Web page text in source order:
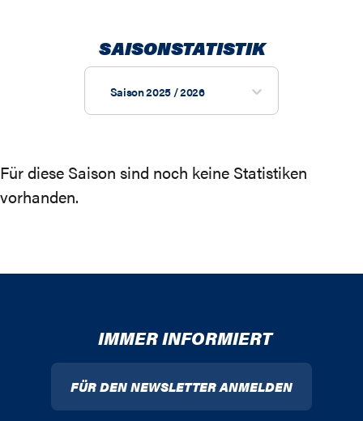
SAISONSTATISTIK
Saison 2025 / 2026
Für diese Saison sind noch keine Statistiken
vorhanden.
IMMER INFORMIERT
FÜR DEN NEWSLETTER ANMELDEN